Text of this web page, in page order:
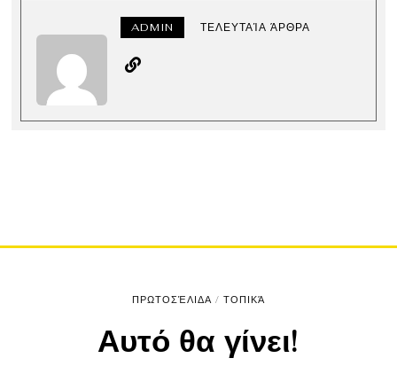
ADMIN ΤΕΛΕΥΤΑΊΑ ΆΡΘΡΑ
ΠΡΩΤΟΣΈΛΙΔΑ / ΤΟΠΙΚΆ
Αυτό θα γίνει!